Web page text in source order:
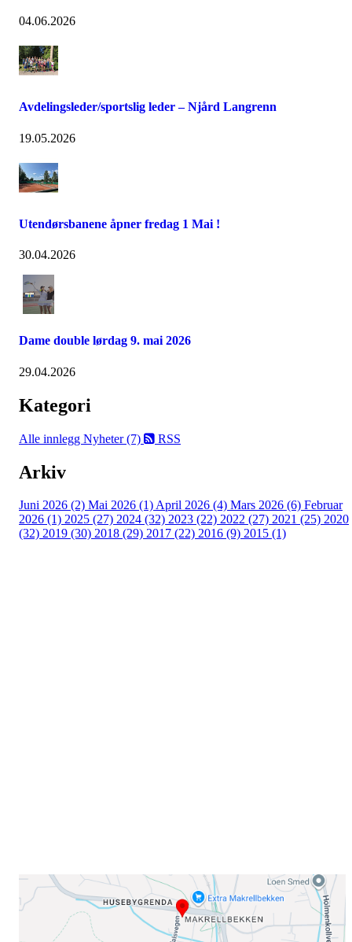
04.06.2026
Avdelingsleder/sportslig leder – Njård Langrenn
19.05.2026
Utendørsbanene åpner fredag 1 Mai !
30.04.2026
Dame double lørdag 9. mai 2026
29.04.2026
Kategori
Alle innlegg Nyheter (7) RSS
Arkiv
Juni 2026 (2) Mai 2026 (1)April 2026 (4) Mars 2026 (6) Februar
2026 (1) 2025 (27) 2024 (32) 2023 (22) 2022 (27) 2021 (25) 2020
(32) 2019 (30) 2018 (29) 2017 (22) 2016 (9) 2015 (1)